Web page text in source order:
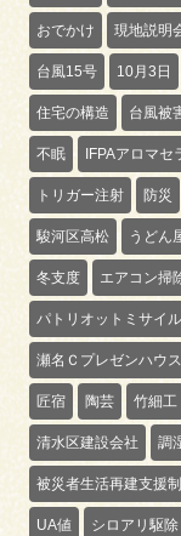
おでかけ 現地説明
台風15号 10月3日
住宅の構造 台風被
不眠 IFPAアロマセ
トリガー注射 防災
駿河区高松 うどん
冬支度 エアコン掃
パトリオットミサイル
瀬名Ｃプレゼンハウス
匠宿 陶芸 竹細工
清水区建設会社 調
被災者生活再建支援
UA値 シロアリ駆除